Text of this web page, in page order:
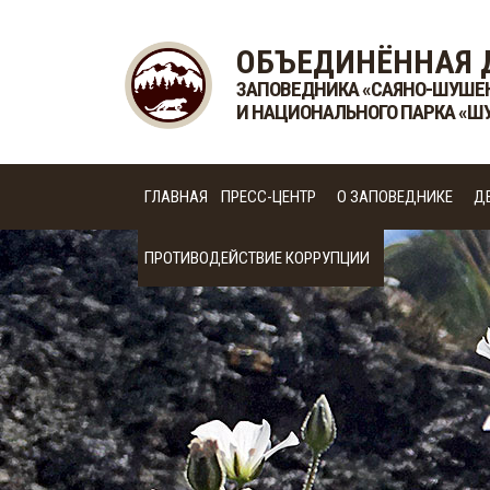
ОБЪЕДИНЁННАЯ
ЗАПОВЕДНИКА «САЯНО-
И НАЦИОНАЛЬНОГО ПАРКА
ГЛАВНАЯ ПРЕСС-ЦЕНТР О ЗАПОВЕДНИКЕ
ПРОТИВОДЕЙСТВИЕ КОРРУПЦИИ